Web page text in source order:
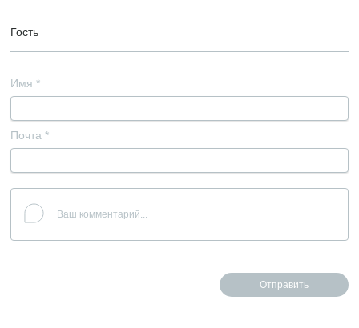
Гость
Имя *
Почта *